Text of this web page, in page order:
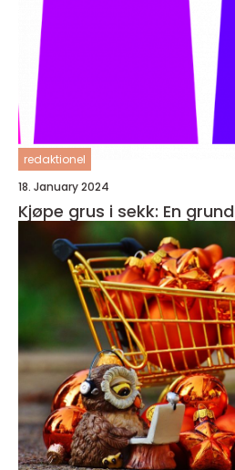
redaktionel
18. January 2024
Kjøpe grus i sekk: En